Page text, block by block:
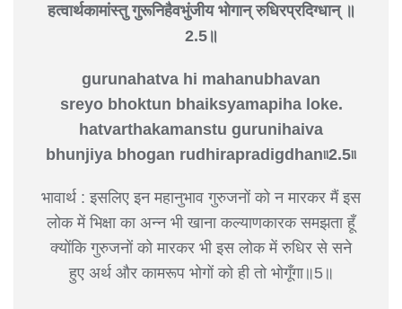
हत्वार्थकामांस्तु गुरूनिहैवभुंजीय भोगान् रुधिरप्रदिग्धान् ॥
2.5॥
gurunahatva hi mahanubhavan
sreyo bhoktun bhaiksyamapiha loke.
hatvarthakamanstu gurunihaiva
bhunjiya bhogan rudhirapradigdhan৷৷2.5৷৷
भावार्थ : इसलिए इन महानुभाव गुरुजनों को न मारकर मैं इस
लोक में भिक्षा का अन्न भी खाना कल्याणकारक समझता हूँ
क्योंकि गुरुजनों को मारकर भी इस लोक में रुधिर से सने
हुए अर्थ और कामरूप भोगों को ही तो भोगूँगा॥5॥